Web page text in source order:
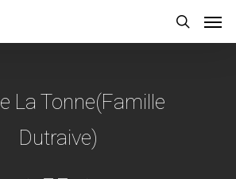
La Tonne(Famille
Dutraive)